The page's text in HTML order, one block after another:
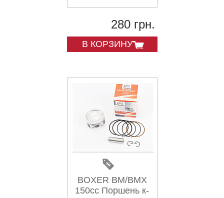
280 грн.
В КОРЗИНУ
BOXER BM/BMX
150cc Поршень к-